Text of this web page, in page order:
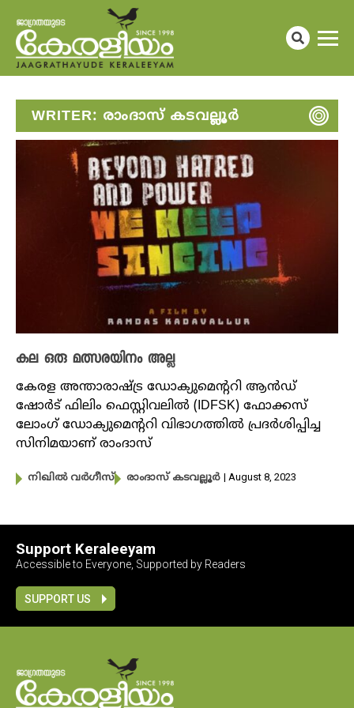
WRITER: രാംദാസ് കടവല്ലൂർ
കല ഒരു മത്സരയിനം അല്ല
കേരള അന്താരാഷ്ട്ര ഡോക്യുമെന്ററി ആൻഡ്
ഷോർട് ഫിലിം ഫെസ്റ്റിവലിൽ (IDFSK) ഫോക്കസ്
ലോം​ഗ് ഡോക്യുമെന്ററി വിഭാഗത്തിൽ പ്രദർശിപ്പിച്ച
സിനിമയാണ് രാംദാസ്
നിഖില്‍ വര്‍ഗീസ്‌ രാംദാസ് കടവല്ലൂർ | August 8, 2023
Support Keraleeyam
Accessible to Everyone, Supported by Readers
SUPPORT US